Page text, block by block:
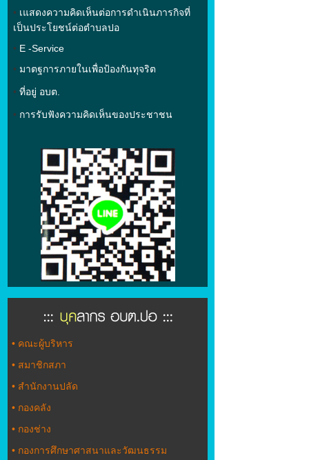
• เแสดงความคิดเห็นต่อการดำเนินภารกิจที่
เป็นประโยชน์ต่อตำบลปอ
• E -Service
• มาตฐการภายในเพื่อป้องกันทุจริต
• ที่อยู่ อบต.
• การรับฟังความคิดเห็นของประชาชน
• คณะผู้บริหาร
• สมาชิกสภา
• สำนักงานปลัด
• กองคลัง
• กองช่าง
• กองการศึกษาศาสนาและวัฒนธรรม